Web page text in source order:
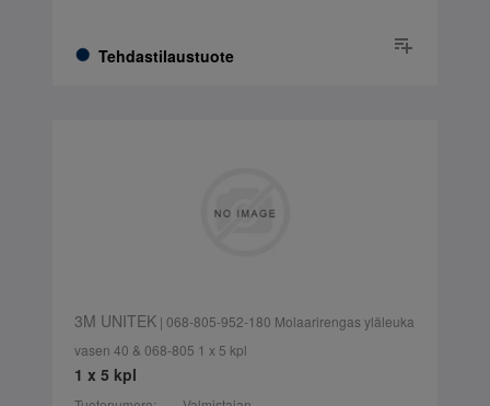
Tehdastilaustuote
3M UNITEK| 068-805-952-180 Molaarirengas yläleuka
vasen 40 & 068-805 1 x 5 kpl
1 x 5 kpl